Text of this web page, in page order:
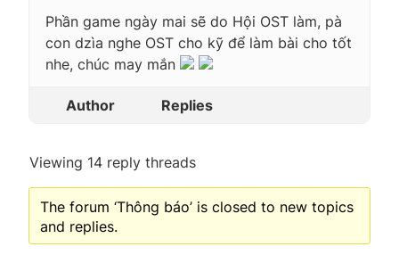
Phần game ngày mai sẽ do Hội OST làm, pà
con dzìa nghe OST cho kỹ để làm bài cho tốt
nhe, chúc may mắn
Author Replies
Viewing 14 reply threads
The forum ‘Thông báo’ is closed to new topics
and replies.